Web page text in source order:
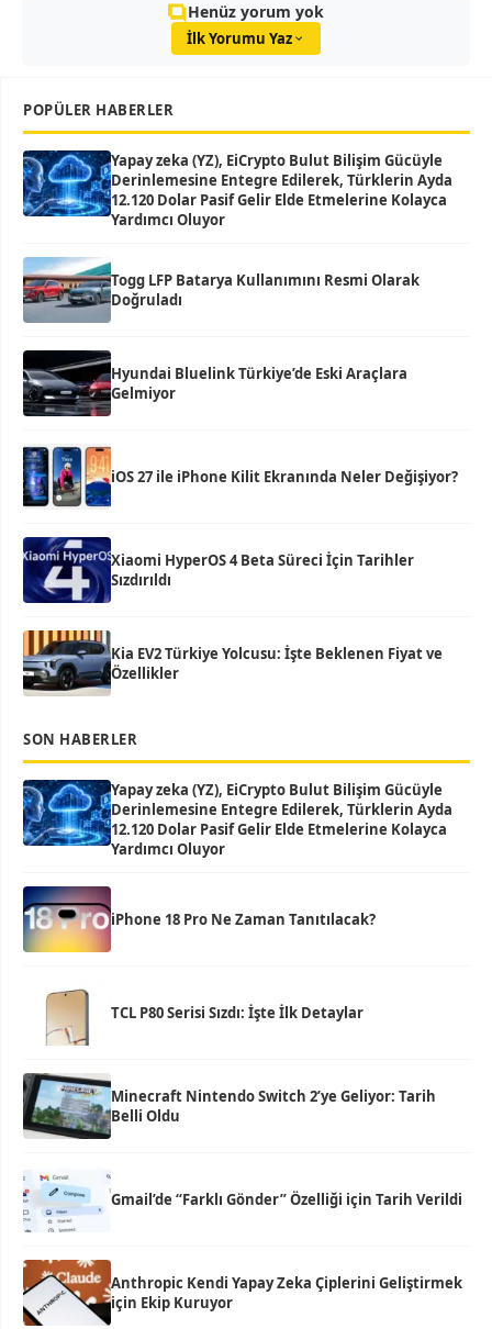
Henüz yorum yok
İlk Yorumu Yaz
POPÜLER HABERLER
Yapay zeka (YZ), EiCrypto Bulut Bilişim Gücüyle
Derinlemesine Entegre Edilerek, Türklerin Ayda
12.120 Dolar Pasif Gelir Elde Etmelerine Kolayca
Yardımcı Oluyor
Togg LFP Batarya Kullanımını Resmi Olarak
Doğruladı
Hyundai Bluelink Türkiye’de Eski Araçlara
Gelmiyor
iOS 27 ile iPhone Kilit Ekranında Neler Değişiyor?
Xiaomi HyperOS 4 Beta Süreci İçin Tarihler
Sızdırıldı
Kia EV2 Türkiye Yolcusu: İşte Beklenen Fiyat ve
Özellikler
SON HABERLER
Yapay zeka (YZ), EiCrypto Bulut Bilişim Gücüyle
Derinlemesine Entegre Edilerek, Türklerin Ayda
12.120 Dolar Pasif Gelir Elde Etmelerine Kolayca
Yardımcı Oluyor
iPhone 18 Pro Ne Zaman Tanıtılacak?
TCL P80 Serisi Sızdı: İşte İlk Detaylar
Minecraft Nintendo Switch 2’ye Geliyor: Tarih
Belli Oldu
Gmail’de “Farklı Gönder” Özelliği için Tarih Verildi
Anthropic Kendi Yapay Zeka Çiplerini Geliştirmek
için Ekip Kuruyor